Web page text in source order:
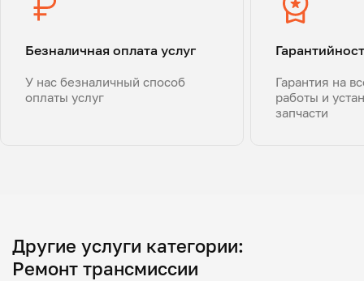
Безналичная оплата услуг
У нас безналичный способ
оплаты услуг
Гарантия на
работы и
запчасти
Другие услуги категории:
Ремонт трансмиссии